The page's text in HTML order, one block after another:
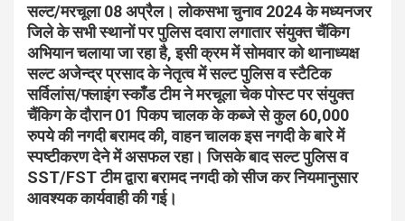
सल्ट/मरचूला 08 अप्रैल। लोकसभा चुनाव 2024 के मध्यनजर
जिले के सभी स्थानों पर पुलिस दवारा लगातार संयुक्त चैंकिग
अभियान चलाया जा रहा है, इसी क्रम में सोमवार को थानाध्यक्ष
सल्ट अजेन्द्र प्रसाद के नेतृत्व में सल्ट पुलिस व स्टैटिक
सर्विलांस/फ्लाइंग स्काँड टीम ने मरचूला चेक पोस्ट पर संयुक्त
चैंकिग के दौरान 01 पिकप चालक के कब्जे से कुल 60,000
रुपये की नगदी बरामद की, वाहन चालक इस नगदी के बारे में
स्पष्टीकरण देने में असफल रहा। जिसके बाद सल्ट पुलिस व
SST/FST टीम द्वारा बरामद नगदी को सीज कर नियमानुसार
आवश्यक कार्यवाही की गई।